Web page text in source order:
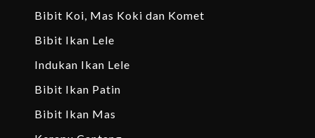
Bibit Koi, Mas Koki dan Komet
Bibit Ikan Lele
Indukan Ikan Lele
Bibit Ikan Patin
Bibit Ikan Mas